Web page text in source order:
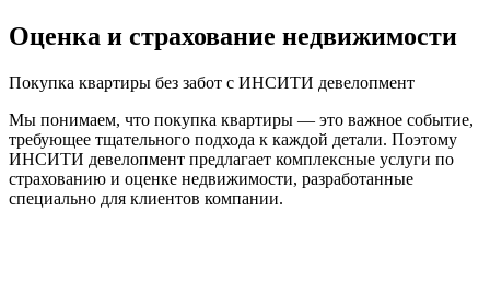
Оценка и страхование недвижимости
Покупка квартиры без забот с ИНСИТИ девелопмент
Мы понимаем, что покупка квартиры — это важное событие,
требующее тщательного подхода к каждой детали. Поэтому
ИНСИТИ девелопмент предлагает комплексные услуги по
страхованию и оценке недвижимости, разработанные
специально для клиентов компании.